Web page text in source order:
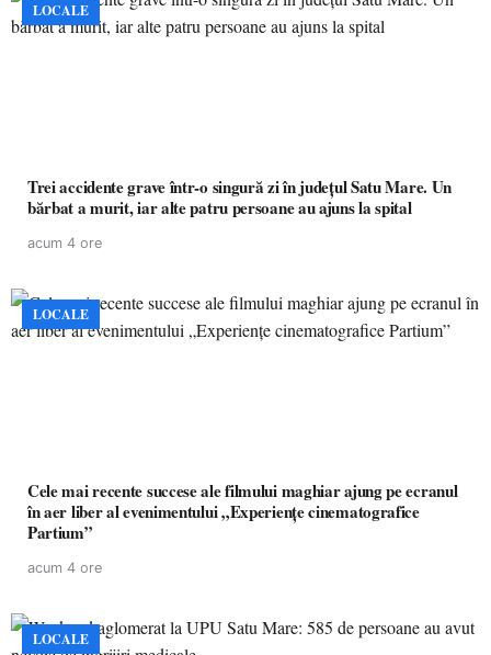
LOCALE
Trei accidente grave într-o singură zi în județul Satu Mare. Un
bărbat a murit, iar alte patru persoane au ajuns la spital
acum 4 ore
LOCALE
Cele mai recente succese ale filmului maghiar ajung pe ecranul
în aer liber al evenimentului „Experiențe cinematografice
Partium”
acum 4 ore
LOCALE